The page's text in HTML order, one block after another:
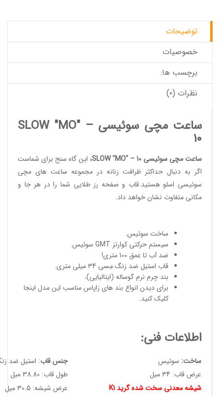
توضیحات
خصوصیات
برچسب ها:
نظرات (0)
ساعت مچی سوئیسی SLOW "MO" –
10
ساعت مچی سوئیسی SLOW "MO" – 10 ، این گاه سنج برای شماست
اگر به دنبال حداکثر ظرافت زنانه در مجموعه ساعت های مچی
سوئیسی اسلو هستید.قاب و صفحه رز طلایی شما را در هر جا و
مکانی متفاوت نشان خواهد داد.
ساخت سوئیس.
سیستم حرکتی کوارتز GMT سوئیس.
ضد آب تا عمق 100 متری!
قاب استیل ضد زنگ مِسی 34 میلی متری.
بند چرم نرم گوساله (ایتالیایی).
برای دیدن انواع بند های زاپاس مناسب این مدل اینجا
کلیک کنید.
اطلاعات فنی:
ساخت: سوئیس جنس قاب: استیل ضد
عرض قاب: 34 میل
طول قاب: 38.80 میل
شیشه معدنی سخت شده گرید K1
عرض شیشه: 30.5 میل